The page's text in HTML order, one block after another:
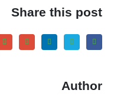
Share this post
Author